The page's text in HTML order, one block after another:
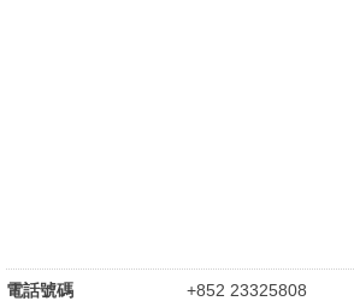
電話號碼 +852 23325808